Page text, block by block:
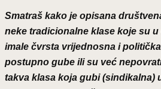
Smatraš kako je opisana
neke tradicionalne klase koje su
imale čvrsta vrijednosna i
postupno gube ili su već
takva klasa koja gubi (sindikalna)